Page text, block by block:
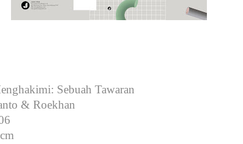
Sebuah Tawaran
& Roekhan